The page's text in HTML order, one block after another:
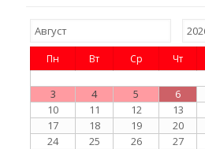
Пн Вт Ср Чт
3
4 5 6
10
11 12 13
17
18 19 20
24
25 26 27